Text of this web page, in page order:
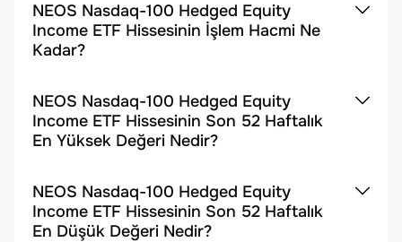
NEOS Nasdaq-100 Hedged Equity
Income ETF Hissesinin İşlem Hacmi Ne
Kadar?
NEOS Nasdaq-100 Hedged Equity
Income ETF Hissesinin Son 52 Haftalık
En Yüksek Değeri Nedir?
NEOS Nasdaq-100 Hedged Equity
Income ETF Hissesinin Son 52 Haftalık
En Düşük Değeri Nedir?